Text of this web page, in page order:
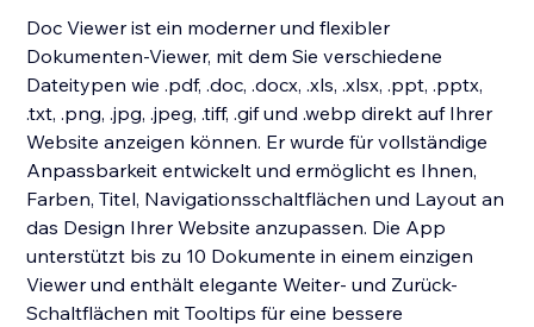
Doc Viewer ist ein moderner und flexibler
Dokumenten-Viewer, mit dem Sie verschiedene
Dateitypen wie .pdf, .doc, .docx, .xls, .xlsx, .ppt, .pptx,
.txt, .png, .jpg, .jpeg, .tiff, .gif und .webp direkt auf Ihrer
Website anzeigen können. Er wurde für vollständige
Anpassbarkeit entwickelt und ermöglicht es Ihnen,
Farben, Titel, Navigationsschaltflächen und Layout an
das Design Ihrer Website anzupassen. Die App
unterstützt bis zu 10 Dokumente in einem einzigen
Viewer und enthält elegante Weiter- und Zurück-
Schaltflächen mit Tooltips für eine bessere